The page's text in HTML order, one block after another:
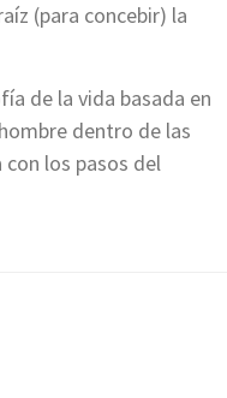
(para concebir) la
de la vida basada en
dentro de las
con los pasos del